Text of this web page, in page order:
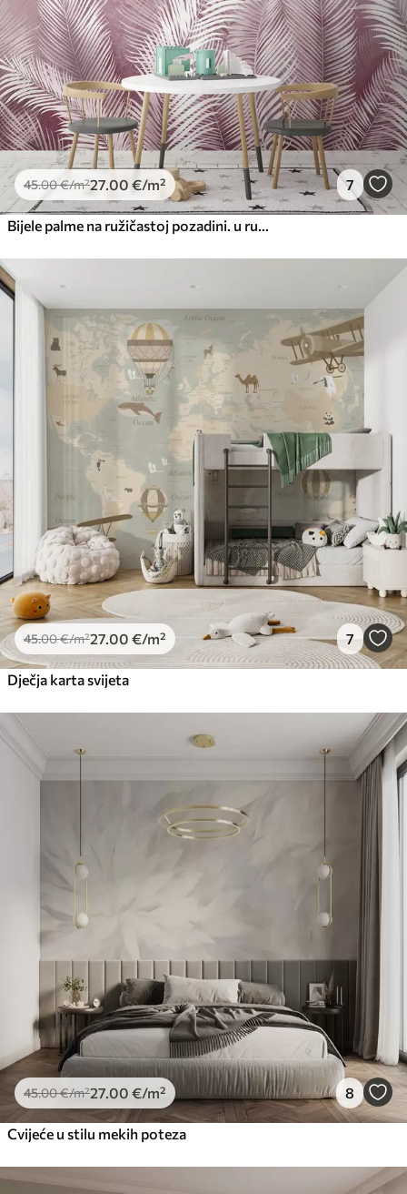
45.00€/m²27 .00 €/m² 7
45.00€/m²27 .00 €/m² 7
Dječja karta svijeta
45.00€/m²27 .00 €/m² 8
Cvijeće u stilu mekih poteza